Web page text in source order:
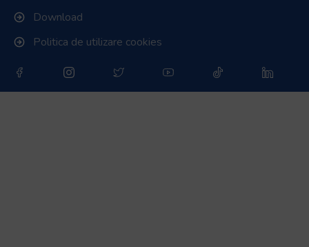
Download
Politica de utilizare cookies